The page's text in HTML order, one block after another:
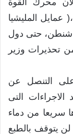
المليشيا
حتى دول
تحذيرات وزير
التنصل عن
التى
سريعا من دماء
يتوقف بالطبع